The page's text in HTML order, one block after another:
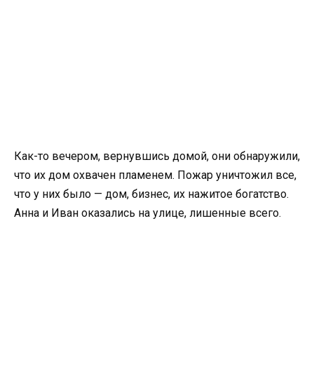
Как-то вечером, вернувшись домой, они обнаружили,
что их дом охвачен пламенем. Пожар уничтожил все,
что у них было — дом, бизнес, их нажитое богатство.
Анна и Иван оказались на улице, лишенные всего.